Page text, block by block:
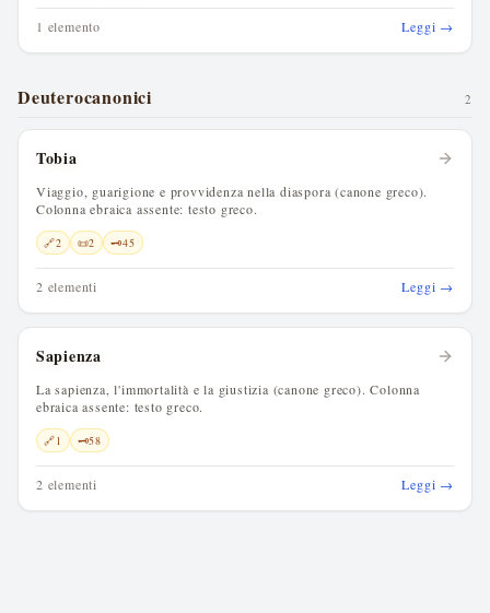
1 elemento Leggi →
Deuterocanonici 2
Tobia
Viaggio, guarigione e provvidenza nella diaspora (canone greco).
Colonna ebraica assente: testo greco.
🔗2 📜2 🗝️45
2 elementi Leggi →
Sapienza
La sapienza, l'immortalità e la giustizia (canone greco). Colonna
ebraica assente: testo greco.
🔗1 🗝️58
2 elementi Leggi →